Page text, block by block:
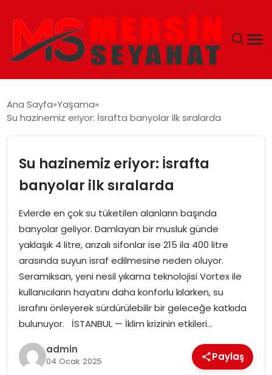
EĞITIM
TEKNOLOJI
GÜNCEL
Ana Sayfa Yaşama
Su hazinemiz eriyor: İsrafta banyolar ilk sıralarda
Su hazinemiz eriyor: İsrafta
banyolar ilk sıralarda
Evlerde en çok su tüketilen alanların başında
banyolar geliyor. Damlayan bir musluk günde
yaklaşık 4 litre, arızalı sifonlar ise 215 ila 400 litre
arasında suyun israf edilmesine neden oluyor.
Seramiksan, yeni nesil yıkama teknolojisi Vortex ile
kullanıcıların hayatını daha konforlu kılarken, su
israfını önleyerek sürdürülebilir bir geleceğe katkıda
bulunuyor. İSTANBUL — İklim krizinin etkileri…
admin
04 Ocak 2025 Paylaş